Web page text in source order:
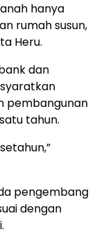
hanya
rumah susun,
Heru.
dan
pembangunan
tahun.
pengembang
dengan